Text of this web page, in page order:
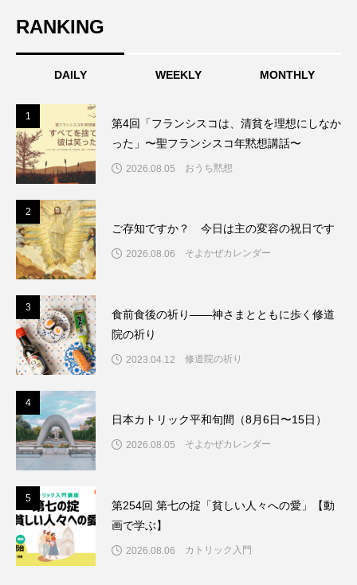
RANKING
DAILY WEEKLY MONTHLY
1
第4回「フランシスコは、清貧を理想にしなか
った」〜聖フランシスコ年黙想講話〜
2026.08.05 おうち黙想
2
ご存知ですか？ 今日は主の変容の祝日です
2026.08.06 そよかぜカレンダー
3
食前食後の祈り――神さまとともに歩く修道
院の祈り
2023.04.12 修道院の祈り
4
日本カトリック平和旬間（8月6日〜15日）
2026.08.05 そよかぜカレンダー
5
第254回 第七の掟「貧しい人々への愛」【動
画で学ぶ】
2026.08.06 カトリック入門